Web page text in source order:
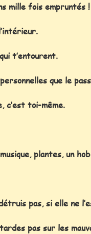
mille fois empruntés !
t’entourent.
que le
c’est toi-même.
plantes, un
pas, si elle ne
pas sur les